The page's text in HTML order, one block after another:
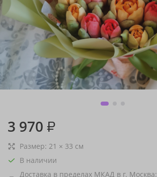
3 970 ₽
Размер: 21 × 33 см
В наличии
Доставка в пределах МКАД в г. Москва: